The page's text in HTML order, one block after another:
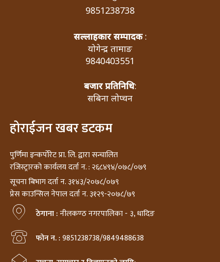
9851238738
सल्लाहकार सम्पादक:
योगेन्द्र तामाङ
9840403551
बजार प्रतिनिधि:
सबिना लोप्चन
होराईजन खबर डटकम
पुर्णिमा इन्कर्पोरेट प्रा. लि. द्वारा सन्चालित
रजिस्ट्रारको कार्यलय दर्ता न. : २६८४९४/०७८/०७९
सूचना बिभाग दर्ता न. ३१४३/२०७८/०७९
प्रेस काउन्सिल नेपाल दर्ता न. ३१२९-२०७८/७९
ठेगाना :नीलकण्ठ नगरपालिका - ३, धादिङ
फोन न. :9851238738/9849488638